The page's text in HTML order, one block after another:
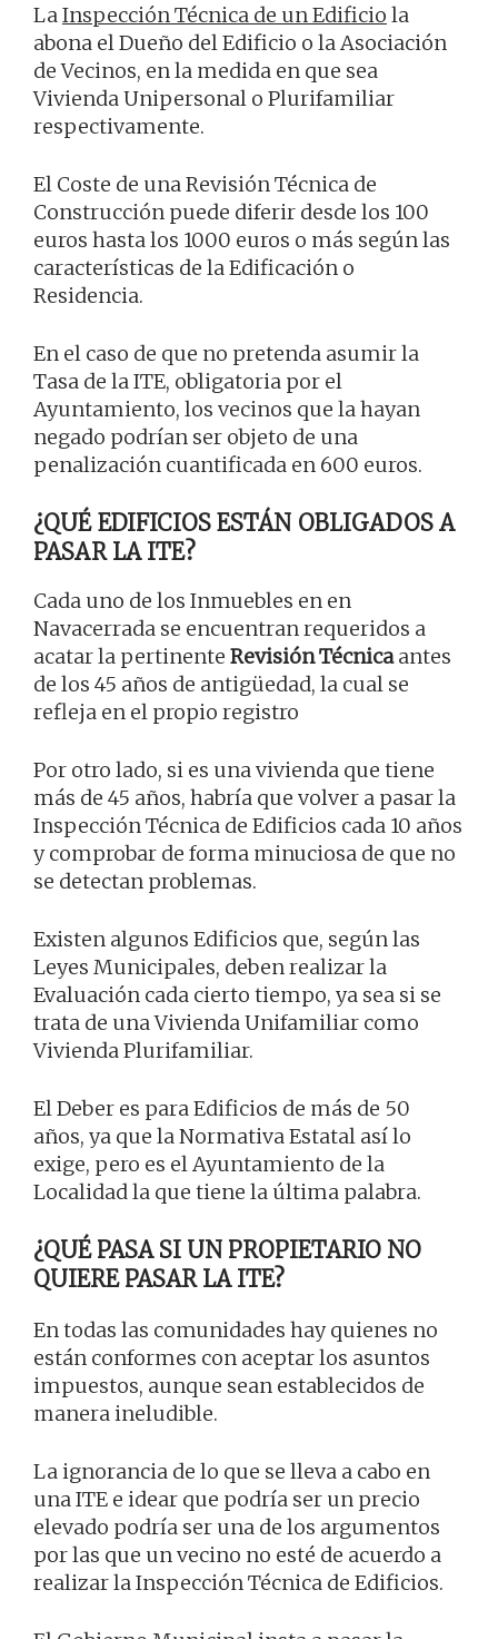
La Inspección Técnica de un Edificio la
abona el Dueño del Edificio o la Asociación
de Vecinos, en la medida en que sea
Vivienda Unipersonal o Plurifamiliar
respectivamente.
El Coste de una Revisión Técnica de
Construcción puede diferir desde los 100
euros hasta los 1000 euros o más según las
características de la Edificación o
Residencia.
En el caso de que no pretenda asumir la
Tasa de la ITE, obligatoria por el
Ayuntamiento, los vecinos que la hayan
negado podrían ser objeto de una
penalización cuantificada en 600 euros.
¿QUÉ EDIFICIOS ESTÁN OBLIGADOS A
PASAR LA ITE?
Cada uno de los Inmuebles en en
Navacerrada se encuentran requeridos a
acatar la pertinente Revisión Técnicaantes
de los 45 años de antigüedad, la cual se
refleja en el propio registro
Por otro lado, si es una vivienda que tiene
más de 45 años, habría que volver a pasar la
Inspección Técnica de Edificios cada 10 años
y comprobar de forma minuciosa de que no
se detectan problemas.
Existen algunos Edificios que, según las
Leyes Municipales, deben realizar la
Evaluación cada cierto tiempo, ya sea si se
trata de una Vivienda Unifamiliar como
Vivienda Plurifamiliar.
El Deber es para Edificios de más de 50
años, ya que la Normativa Estatal así lo
exige, pero es el Ayuntamiento de la
Localidad la que tiene la última palabra.
¿QUÉ PASA SI UN PROPIETARIO NO
QUIERE PASAR LA ITE?
En todas las comunidades hay quienes no
están conformes con aceptar los asuntos
impuestos, aunque sean establecidos de
manera ineludible.
La ignorancia de lo que se lleva a cabo en
una ITE e idear que podría ser un precio
elevado podría ser una de los argumentos
por las que un vecino no esté de acuerdo a
realizar la Inspección Técnica de Edificios.